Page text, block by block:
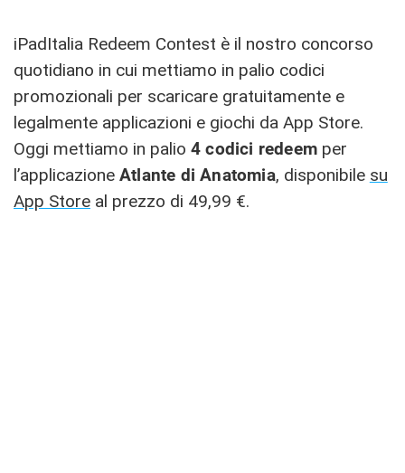
iPadItalia Redeem Contest è il nostro concorso
quotidiano in cui mettiamo in palio codici
promozionali per scaricare gratuitamente e
legalmente applicazioni e giochi da App Store.
Oggi mettiamo in palio 4 codici redeem per
l’applicazione Atlante di Anatomia, disponibile su
App Store al prezzo di 49,99 €.